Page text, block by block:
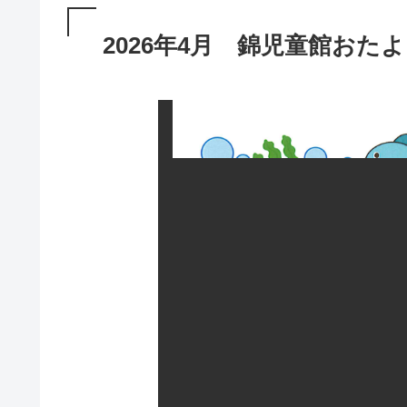
2026年4月 錦児童館おた